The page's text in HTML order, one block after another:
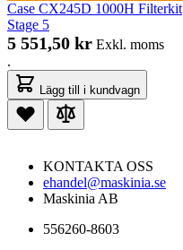
Case CX245D 1000H Filterkit
Stage 5
5 551,50 kr Exkl. moms
.
Lägg till i kundvagn
KONTAKTA OSS
ehandel@maskinia.se
Maskinia AB
556260-8603